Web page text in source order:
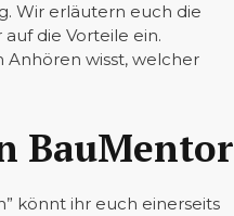
Wir erläutern euch die
die Vorteile ein.
Anhören wisst, welcher
BauMentor
könnt ihr euch einerseits